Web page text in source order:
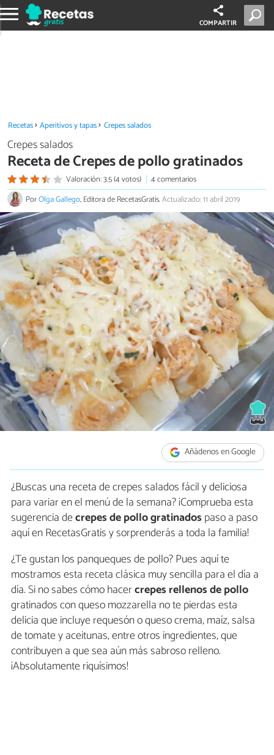
COMPARTIR
Recetas Aperitivos y tapas Crepes salados
Crepes salados
Receta de Crepes de pollo gratinados
Valoración: 3.5 (4 votos)
4 comentarios
PorOlga Gallego, Editora de RecetasGratis.Actualizado: 11 abril 2019
Añádenos en Google
¿Buscas una receta de crepes salados fácil y deliciosa
para variar en el menú de la semana? ¡Comprueba esta
sugerencia decrepes de pollo gratinados paso a paso
aquí en RecetasGratis y sorprenderás a toda la familia!
¿Te gustan los panqueques de pollo? Pues aquí te
mostramos esta receta clásica muy sencilla para el día a
día. Si no sabes cómo hacercrepes rellenos de pollo
gratinados con queso mozzarella no te pierdas esta
delicia que incluye requesón o queso crema, maíz, salsa
de tomate y aceitunas, entre otros ingredientes, que
contribuyen a que sea aún más sabroso relleno.
¡Absolutamente riquísimos!